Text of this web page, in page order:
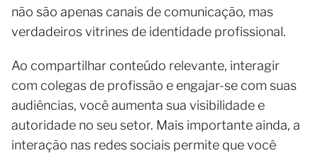
não são apenas canais de comunicação, mas
verdadeiros vitrines de identidade profissional.
Ao compartilhar conteúdo relevante, interagir
com colegas de profissão e engajar-se com suas
audiências, você aumenta sua visibilidade e
autoridade no seu setor. Mais importante ainda, a
interação nas redes sociais permite que você